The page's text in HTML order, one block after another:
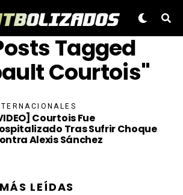
Tagged
Courtois"
Courtois Fue
Tras Sufrir Choque
Alexis Sánchez
LEÍDAS